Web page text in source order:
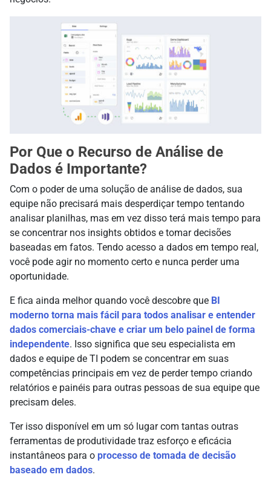
Por Que o Recurso de Análise de
Dados é Importante?
Com o poder de uma solução de análise de dados, sua
equipe não precisará mais desperdiçar tempo tentando
analisar planilhas, mas em vez disso terá mais tempo para
se concentrar nos insights obtidos e tomar decisões
baseadas em fatos. Tendo acesso a dados em tempo real,
você pode agir no momento certo e nunca perder uma
oportunidade.
E fica ainda melhor quando você descobre que BI
moderno torna mais fácil para todos analisar e entender
dados comerciais-chave e criar um belo painel de forma
independente. Isso significa que seu especialista em
dados e equipe de TI podem se concentrar em suas
competências principais em vez de perder tempo criando
relatórios e painéis para outras pessoas de sua equipe que
precisam deles.
Ter isso disponível em um só lugar com tantas outras
ferramentas de produtividade traz esforço e eficácia
instantâneos para o processo de tomada de decisão
baseado em dados.